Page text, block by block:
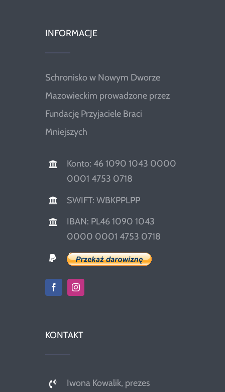
INFORMACJE
Schronisko w Nowym Dworze
Mazowieckim prowadzone przez
Fundację Przyjaciele Braci
Mniejszych
Konto: 46 1090 1043 0000
0001 4753 0718
SWIFT: WBKPPLPP
IBAN: PL46 1090 1043
0000 0001 4753 0718
KONTAKT
Iwona Kowalik, prezes